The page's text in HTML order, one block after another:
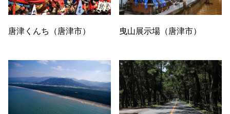
唐津くんち（唐津市） 曳山展示場（唐津市）